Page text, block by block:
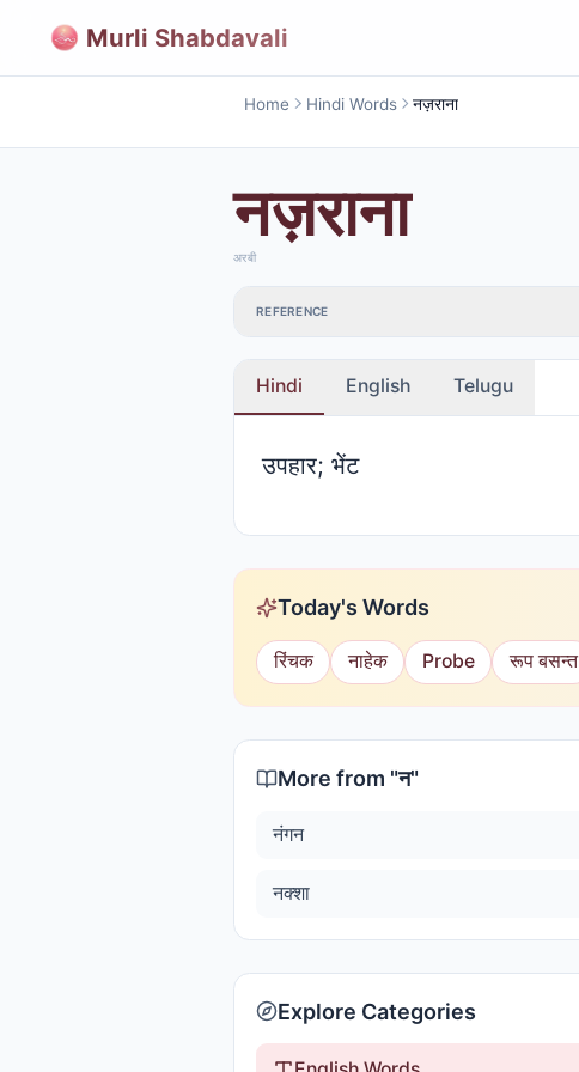
Murli Shabdavali
Home Hindi Words नज़राना
नज़राना
अरबी
REFERENCE
Hindi English Telugu
उपहार; भेंट
Today's Words
रिंचक नाहेक Probe रूप बसन्त
More from "न"
नंगन
नक्शा
Explore Categories